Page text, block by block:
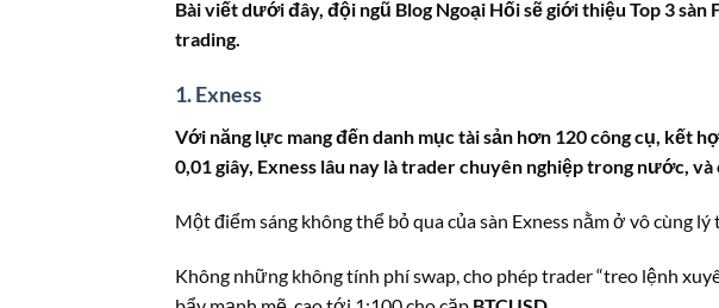
Bài viết dưới đây, đội ngũ Blog Ngoại Hối sẽ giới thiệu Top 3
trading.
1. Exness
Với năng lực mang đến danh mục tài sản hơn 120 công cụ, kết
0,01 giây, Exness lâu nay là trader chuyên nghiệp trong nước,
Một điểm sáng không thể bỏ qua của sàn Exness nằm ở vô cùng
Không những không tính phí swap, cho phép trader “treo lệnh